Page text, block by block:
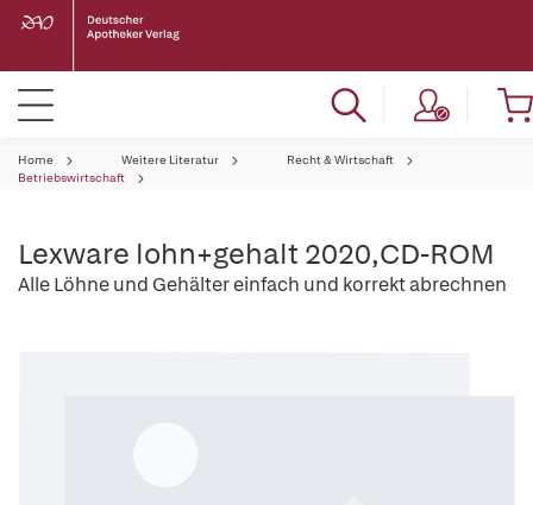
Home Weitere Literatur
Recht & Wirtschaft
Betriebswirtschaft
Lexware lohn+gehalt 2020,CD-ROM
Alle Löhne und Gehälter einfach und korrekt abrechnen